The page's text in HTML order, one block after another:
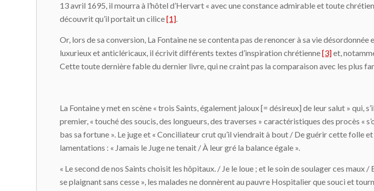
13 avril 1695, il mourra à l’hôtel d’Hervart « avec une constance admirable et toute
découvrit qu’il portait un cilice[1].
Or, lors de sa conversion, La Fontaine ne se contenta pas de renoncer à sa vie
luxurieux et anticléricaux, il écrivit différents textes d’inspiration chrétienne[3]et,
Cette toute dernière fable du dernier livre, qui ne craint pas la comparaison avec les plus
La Fontaine y met en scène « trois Saints, également jaloux [= désireux] de leur salut » qui,
premier, « touché des soucis, des longueurs, des traverses » caractéristiques des procès «
bas sa fortune ». Le juge et « Conciliateur crut qu’il viendrait à bout / De guérir cette folle
lamentations : « Jamais le Juge ne tenait / À leur gré la balance égale ».
« Le second de nos Saints choisit les hôpitaux. / Je le loue ; et le soin de soulager ces
se plaignant sans cesse », les malades ne donnèrent au pauvre Hospitalier que souci et